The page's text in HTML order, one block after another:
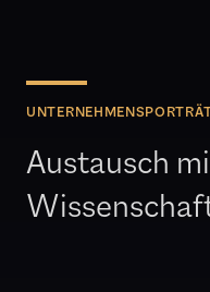
Austausch